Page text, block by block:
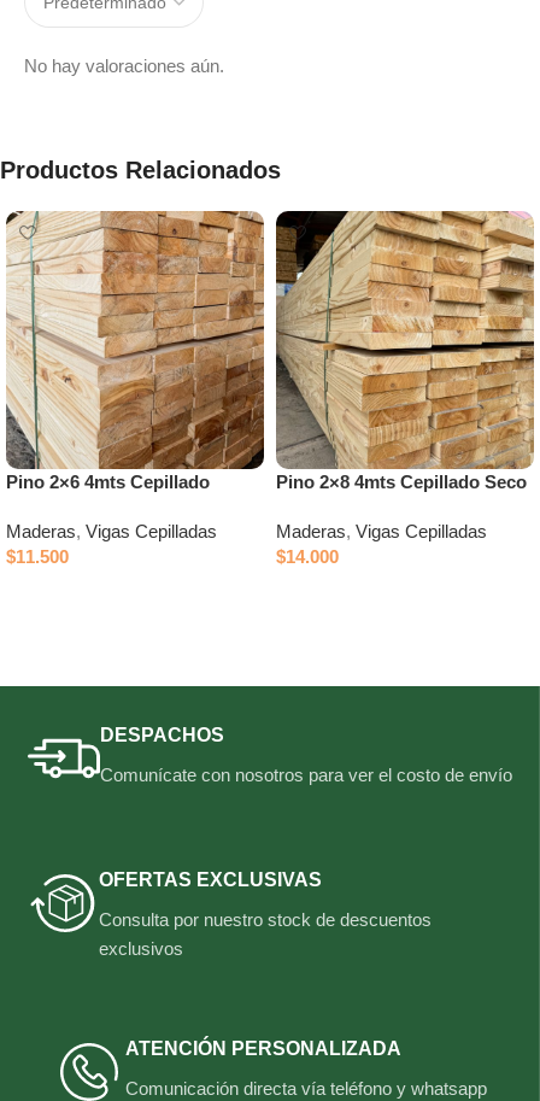
No hay valoraciones aún.
Productos Relacionados
Pino 2×6 4mts Cepillado
Maderas, Vigas Cepilladas
$11.500
Pino 2×8 4mts Cepillado Seco
Maderas, Vigas Cepilladas
$14.000
DESPACHOS
Comunícate con nosotros para ver el costo de envío
OFERTAS EXCLUSIVAS
Consulta por nuestro stock de descuentos
exclusivos
ATENCIÓN PERSONALIZADA
Comunicación directa vía teléfono y whatsapp